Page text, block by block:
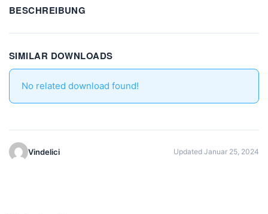
BESCHREIBUNG
SIMILAR DOWNLOADS
No related download found!
Vindelici Updated Januar 25, 2024